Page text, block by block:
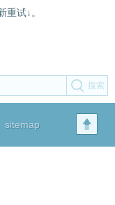
试↓。
sitemap